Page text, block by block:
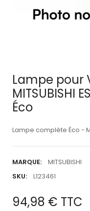
Lampe pour
MITSUBISHI
Éco
Lampe complète Éco -
MARQUE:
MITSUBISHI
SKU:
L123461
94,98 € TTC